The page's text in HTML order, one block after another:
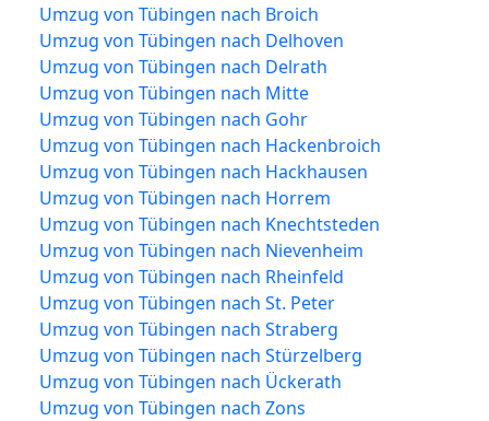
Umzug von Tübingen nach Broich
Umzug von Tübingen nach Delhoven
Umzug von Tübingen nach Delrath
Umzug von Tübingen nach Mitte
Umzug von Tübingen nach Gohr
Umzug von Tübingen nach Hackenbroich
Umzug von Tübingen nach Hackhausen
Umzug von Tübingen nach Horrem
Umzug von Tübingen nach Knechtsteden
Umzug von Tübingen nach Nievenheim
Umzug von Tübingen nach Rheinfeld
Umzug von Tübingen nach St. Peter
Umzug von Tübingen nach Straberg
Umzug von Tübingen nach Stürzelberg
Umzug von Tübingen nach Ückerath
Umzug von Tübingen nach Zons